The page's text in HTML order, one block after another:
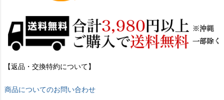
【返品・交換特約について】
商品についてのお問い合わせ